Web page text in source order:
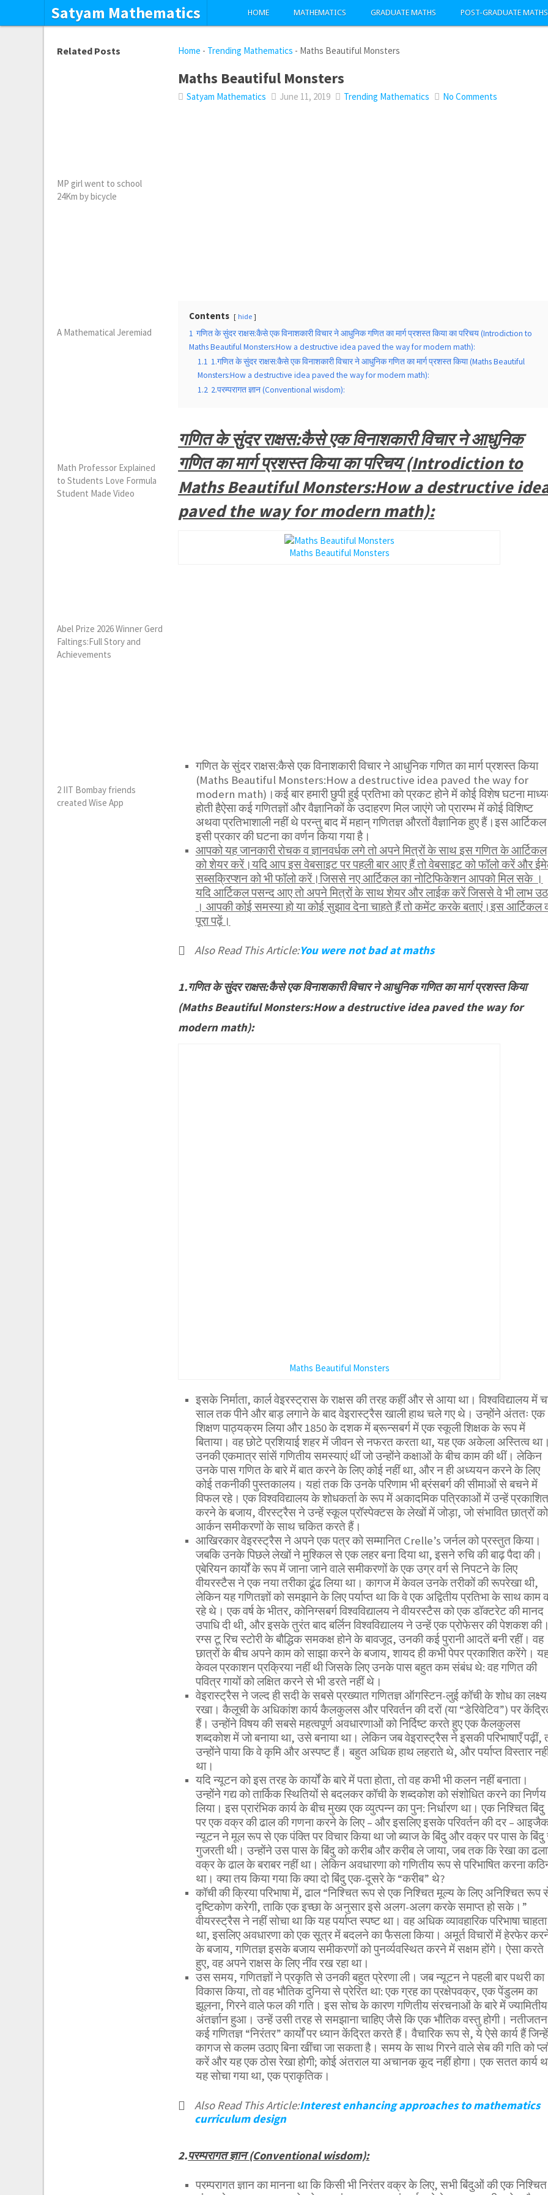
Satyam Mathematics HOME MATHEMATICS GRADUATE MATHS POST-GRADUATE MATHS
Home - Trending Mathematics - Maths Beautiful Monsters
Maths Beautiful Monsters
Satyam Mathematics June 11, 2019 Trending Mathematics No Comments
Contents hide
1 गणित के सुंदर राक्षस:कैसे एक विनाशकारी विचार ने आधुनिक गणित का मार्ग प्रशस्त किया का परिचय (Introdiction to
Maths Beautiful Monsters:How a destructive idea paved the way for modern math):
1.1 1.गणित के सुंदर राक्षस:कैसे एक विनाशकारी विचार ने आधुनिक गणित का मार्ग प्रशस्त किया (Maths Beautiful
Monsters:How a destructive idea paved the way for modern math):
1.2 2.परम्परागत ज्ञान (Conventional wisdom):
गणित के सुंदर राक्षस:कैसे एक विनाशकारी विचार ने आधुनिक
गणित का मार्ग प्रशस्त किया का परिचय (Introdiction to
Maths Beautiful Monsters:How a destructive
paved the way for modern math):
Maths Beautiful Monsters
गणित के सुंदर राक्षस:कैसे एक विनाशकारी विचार ने आधुनिक गणित का मार्ग प्रशस्त किया
(Maths Beautiful Monsters:How a destructive idea paved the way for
modern math)।कई बार हमारी छुपी हुई प्रतिभा को प्रकट होने में कोई विशेष घटना
होती हैऐसा कई गणितज्ञों और वैज्ञानिकों के उदाहरण मिल जाएंगे जो प्रारम्भ में कोई विशिष्ट
अथवा प्रतिभाशाली नहीं थे परन्तु बाद में महान् गणितज्ञ औरतों वैज्ञानिक हुए हैं।इस आर्टिकल
इसी प्रकार की घटना का वर्णन किया गया है।
आपको यह जानकारी रोचक व ज्ञानवर्धक लगे तो अपने मित्रों के साथ इस गणित के आर्टिकल
को शेयर करें।यदि आप इस वेबसाइट पर पहली बार आए हैं तो वेबसाइट को फॉलो करें और
सब्सक्रिप्शन को भी फॉलो करें।जिससे नए आर्टिकल का नोटिफिकेशन आपको मिल सके ।
यदि आर्टिकल पसन्द आए तो अपने मित्रों के साथ शेयर और लाईक करें जिससे वे भी लाभ
। आपकी कोई समस्या हो या कोई सुझाव देना चाहते हैं तो कमेंट करके बताएं।इस आर्टिकल
पूरा पढ़ें।
Also Read This Article:You were not bad at maths
1.गणित के सुंदर राक्षस:कैसे एक विनाशकारी विचार ने आधुनिक गणित का मार्ग प्रशस्त किया
(Maths Beautiful Monsters:How a destructive idea paved the way for
modern math):
Maths Beautiful Monsters
इसके निर्माता, कार्ल वेइरस्ट्रास के राक्षस की तरह कहीं और से आया था। विश्वविद्यालय में
साल तक पीने और बाड़ लगाने के बाद वेइरास्ट्रैस खाली हाथ चले गए थे। उन्होंने अंततः एक
शिक्षण पाठ्यक्रम लिया और 1850 के दशक में ब्रून्सबर्ग में एक स्कूली शिक्षक के रूप में
बिताया। वह छोटे प्रशियाई शहर में जीवन से नफरत करता था, यह एक अकेला अस्तित्व
उनकी एकमात्र सांसें गणितीय समस्याएं थीं जो उन्होंने कक्षाओं के बीच काम की थीं। लेकिन
उनके पास गणित के बारे में बात करने के लिए कोई नहीं था, और न ही अध्ययन करने के लिए
कोई तकनीकी पुस्तकालय। यहां तक ​​कि उनके परिणाम भी ब्रंसबर्ग की सीमाओं से बचने में
विफल रहे। एक विश्वविद्यालय के शोधकर्ता के रूप में अकादमिक पत्रिकाओं में उन्हें प्रकाशित
करने के बजाय, वीरस्ट्रैस ने उन्हें स्कूल प्रॉस्पेक्टस के लेखों में जोड़ा, जो संभावित छात्रों को
आर्कन समीकरणों के साथ चकित करते हैं।
आखिरकार वेइरस्ट्रैस ने अपने एक पत्र को सम्मानित Crelle’s जर्नल को प्रस्तुत किया।
जबकि उनके पिछले लेखों ने मुश्किल से एक लहर बना दिया था, इसने रुचि की बाढ़ पैदा की।
एबेरियन कार्यों के रूप में जाना जाने वाले समीकरणों के एक उग्र वर्ग से निपटने के लिए
वीयरस्टैस ने एक नया तरीका ढूंढ लिया था। कागज में केवल उनके तरीकों की रूपरेखा थी,
लेकिन यह गणितज्ञों को समझाने के लिए पर्याप्त था कि वे एक अद्वितीय प्रतिभा के साथ काम
रहे थे। एक वर्ष के भीतर, कोनिग्सबर्ग विश्वविद्यालय ने वीयरस्टैस को एक डॉक्टरेट की मानद
उपाधि दी थी, और इसके तुरंत बाद बर्लिन विश्वविद्यालय ने उन्हें एक प्रोफेसर की पेशकश
रग्स टू रिच स्टोरी के बौद्धिक समकक्ष होने के बावजूद, उनकी कई पुरानी आदतें बनी रहीं। वह
छात्रों के बीच अपने काम को साझा करने के बजाय, शायद ही कभी पेपर प्रकाशित करेंगे।
केवल प्रकाशन प्रक्रिया नहीं थी जिसके लिए उनके पास बहुत कम संबंध थे: वह गणित की
पवित्र गायों को लक्षित करने से भी डरते नहीं थे।
वेइरास्ट्रैस ने जल्द ही सदी के सबसे प्रख्यात गणितज्ञ ऑगस्टिन-लुई कॉची के शोध का लक्ष्य
रखा। कैलूची के अधिकांश कार्य कैलकुलस और परिवर्तन की दरों (या “डेरिवेटिव”) पर
हैं। उन्होंने विषय की सबसे महत्वपूर्ण अवधारणाओं को निर्दिष्ट करते हुए एक कैलकुलस
शब्दकोश में जो बनाया था, उसे बनाया था। लेकिन जब वेइरास्ट्रैस ने इसकी परिभाषाएँ पढ़ीं,
उन्होंने पाया कि वे कृमि और अस्पष्ट हैं। बहुत अधिक हाथ लहराते थे, और पर्याप्त विस्तार
था।
यदि न्यूटन को इस तरह के कार्यों के बारे में पता होता, तो वह कभी भी कलन नहीं बनाता।
उन्होंने गद्य को तार्किक स्थितियों से बदलकर कॉची के शब्दकोश को संशोधित करने का निर्णय
लिया। इस प्रारंभिक कार्य के बीच मुख्य एक व्युत्पन्न का पुन: निर्धारण था। एक निश्चित बिंदु
पर एक वक्र की ढाल की गणना करने के लिए – और इसलिए इसके परिवर्तन की दर –
न्यूटन ने मूल रूप से एक पंक्ति पर विचार किया था जो ब्याज के बिंदु और वक्र पर पास के
गुजरती थी। उन्होंने उस पास के बिंदु को करीब और करीब ले जाया, जब तक कि रेखा का
वक्र के ढाल के बराबर नहीं था। लेकिन अवधारणा को गणितीय रूप से परिभाषित करना
था। क्या तय किया गया कि क्या दो बिंदु एक-दूसरे के “करीब” थे?
कॉची की क्रिया परिभाषा में, ढाल “निश्चित रूप से एक निश्चित मूल्य के लिए अनिश्चित रूप
दृष्टिकोण करेगी, ताकि एक इच्छा के अनुसार इसे अलग-अलग करके समाप्त हो सके।”
वीयरस्ट्रैस ने नहीं सोचा था कि यह पर्याप्त स्पष्ट था। वह अधिक व्यावहारिक परिभाषा चाहता
था, इसलिए अवधारणा को एक सूत्र में बदलने का फैसला किया। अमूर्त विचारों में हेरफेर
के बजाय, गणितज्ञ इसके बजाय समीकरणों को पुनर्व्यवस्थित करने में सक्षम होंगे। ऐसा करते
हुए, वह अपने राक्षस के लिए नींव रख रहा था।
उस समय, गणितज्ञों ने प्रकृति से उनकी बहुत प्रेरणा ली। जब न्यूटन ने पहली बार पथरी का
विकास किया, तो वह भौतिक दुनिया से प्रेरित था: एक ग्रह का प्रक्षेपवक्र, एक पेंडुलम का
झूलना, गिरने वाले फल की गति। इस सोच के कारण गणितीय संरचनाओं के बारे में ज्यामितीय
अंतर्ज्ञान हुआ। उन्हें उसी तरह से समझाना चाहिए जैसे कि एक भौतिक वस्तु होगी।
कई गणितज्ञ “निरंतर” कार्यों पर ध्यान केंद्रित करते हैं। वैचारिक रूप से, ये ऐसे कार्य हैं जिन्हें
कागज से कलम उठाए बिना खींचा जा सकता है। समय के साथ गिरने वाले सेब की गति को
करें और यह एक ठोस रेखा होगी; कोई अंतराल या अचानक कूद नहीं होगा। एक सतत कार्य
यह सोचा गया था, एक प्राकृतिक।
Also Read This Article:Interest enhancing approaches to mathematics
curriculum design
2.परम्परागत ज्ञान (Conventional wisdom):
परम्परागत ज्ञान का मानना ​​था कि किसी भी निरंतर वक्र के लिए, सभी बिंदुओं की एक निश्चित
Related Posts
MP girl went to school
24Km by bicycle
A Mathematical Jeremiad
Math Professor Explained
to Students Love Formula
Student Made Video
Abel Prize 2026 Winner Gerd
Faltings:Full Story and
Achievements
2 IIT Bombay friends
created Wise App